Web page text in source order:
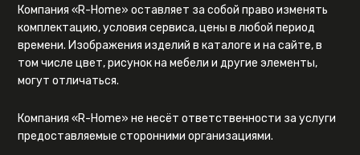
Компания «R-Home» оставляет за собой право изменять
комплектацию, условия сервиса, цены в любой период
времени. Изображения изделий в каталоге и на сайте, в
том числе цвет, рисунок на мебели и другие элементы,
могут отличаться.
Компания «R-Home» не несёт ответственности за услуги
предоставляемые сторонними организациями.